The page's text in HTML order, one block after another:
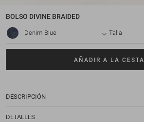
BOLSO DIVINE BRAIDED
Denim Blue Talla
AÑADIR A LA CESTA
DESCRIPCIÓN
DETALLES